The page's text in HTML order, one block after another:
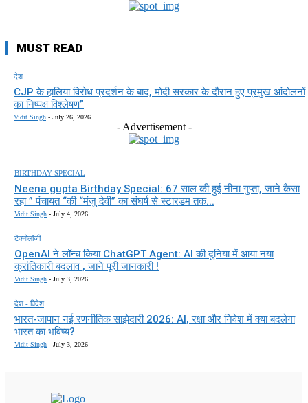
MUST READ
देश
CJP के हालिया विरोध प्रदर्शन के बाद, मोदी सरकार के दौरान हुए प्रमुख आंदोलनों
का निष्पक्ष विश्लेषण”
Vidit Singh - July 26, 2026
- Advertisement -
BIRTHDAY SPECIAL
Neena gupta Birthday Special: 67 साल की हुईं नीना गुप्ता, जाने कैसा
रहा ” पंचायत “की “मंजु देवी” का संघर्ष से स्टारडम तक...
Vidit Singh - July 4, 2026
टेक्नोलॉजी
OpenAI ने लॉन्च किया ChatGPT Agent: AI की दुनिया में आया नया
क्रांतिकारी बदलाव , जाने पूरी जानकारी !
Vidit Singh - July 3, 2026
देश - विदेश
भारत-जापान नई रणनीतिक साझेदारी 2026: AI, रक्षा और निवेश में क्या बदलेगा
भारत का भविष्य?
Vidit Singh - July 3, 2026